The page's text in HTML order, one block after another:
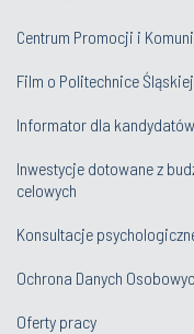
Centrum Promocji i
Film o Politechnice
Informator dla
Inwestycje dotowane z
celowych
Konsultacje
Ochrona Danych
Oferty pracy